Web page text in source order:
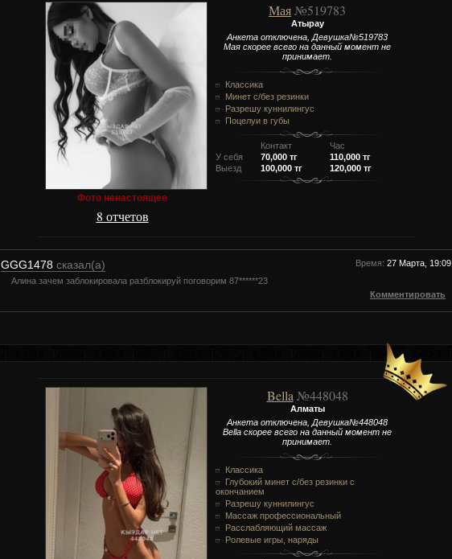
Фото ненастоящее
8 отчетов
Мая№519783
Атырау
Анкета отключена, Девушка№519783
Мая скорее всего на данный момент не
принимает.
Классика
Минет c/без резинки
Разрешу куннилингус
Поцелуи в губы
Контакт
Час
У себя
70,000 тг
110,000 тг
Выезд
100,000 тг 120,000 тг
GGG1478 сказал(а) Время: 27 Марта, 19:09
Алина зачем заблокировала разблокируй поговорим 87******23
Комментировать
Bella№448048
Алматы
Анкета отключена, Девушка№448048
Bella скорее всего на данный момент не
принимает.
Классика
Глубокий минет c/без резинки c
окончанием
Разрешу куннилингус
Массаж профессиональный
Расслабляющий массаж
Ролевые игры, наряды